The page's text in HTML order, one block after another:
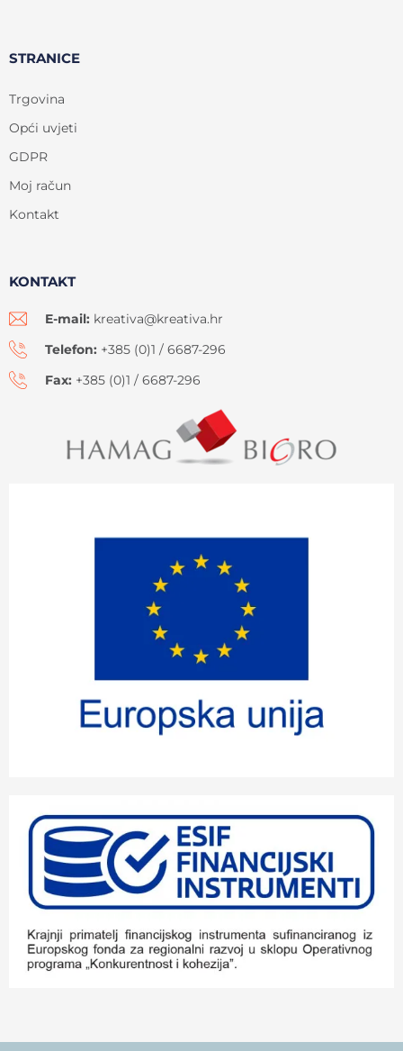
STRANICE
Trgovina
Opći uvjeti
GDPR
Moj račun
Kontakt
KONTAKT
E-mail: kreativa@kreativa.hr
Telefon: +385 (0)1 / 6687-296
Fax: +385 (0)1 / 6687-296